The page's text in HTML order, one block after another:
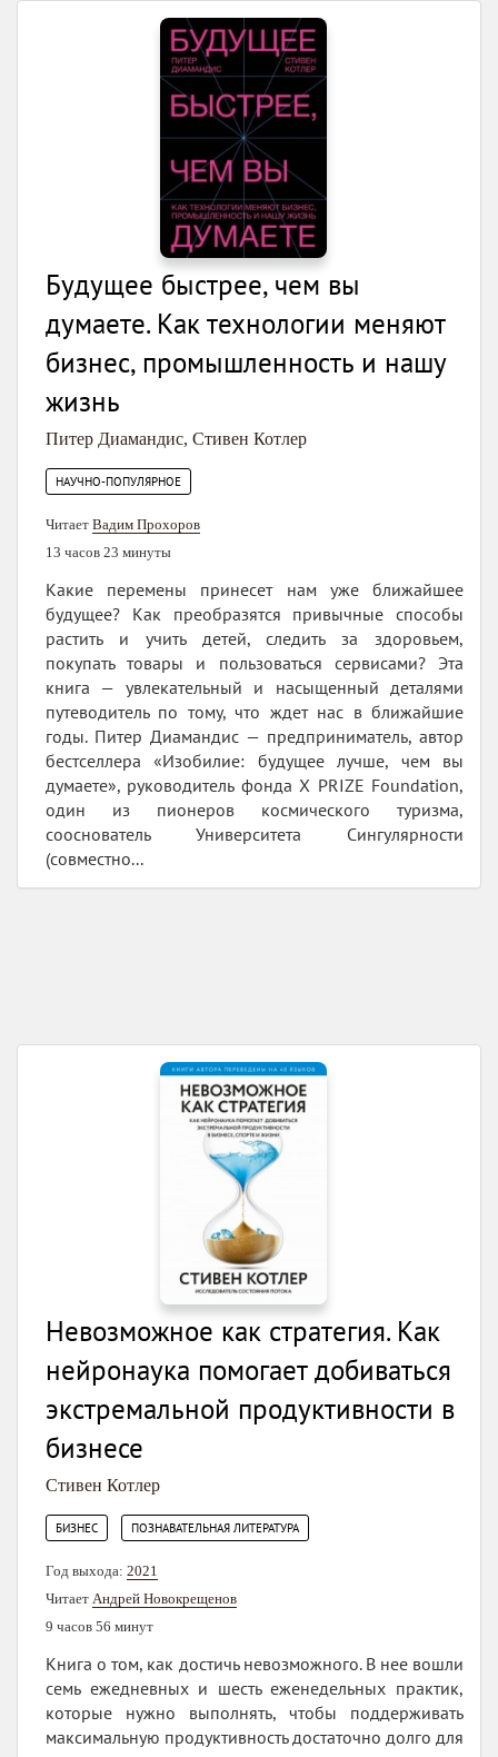
Будущее быстрее, чем вы
думаете. Как технологии меняют
бизнес, промышленность и нашу
жизнь
Питер Диамандис, Стивен Котлер
НАУЧНО-ПОПУЛЯРНОЕ
Читает Вадим Прохоров
13 часов 23 минуты
Какие перемены принесет нам уже ближайшее
будущее? Как преобразятся привычные способы
растить и учить детей, следить за здоровьем,
покупать товары и пользоваться сервисами? Эта
книга — увлекательный и насыщенный деталями
путеводитель по тому, что ждет нас в ближайшие
годы. Питер Диамандис — предприниматель, автор
бестселлера «Изобилие: будущее лучше, чем вы
думаете», руководитель фонда X PRIZE Foundation,
один из пионеров космического туризма,
сооснователь Университета Сингулярности
(совместно...
Невозможное как стратегия. Как
нейронаука помогает добиваться
экстремальной продуктивности в
бизнесе
Стивен Котлер
БИЗНЕС ПОЗНАВАТЕЛЬНАЯ ЛИТЕРАТУРА
Год выхода: 2021
Читает Андрей Новокрещенов
9 часов 56 минут
Книга о том, как достичь невозможного. В нее вошли
семь ежедневных и шесть еженедельных практик,
которые нужно выполнять, чтобы поддерживать
максимальную продуктивность достаточно долго для